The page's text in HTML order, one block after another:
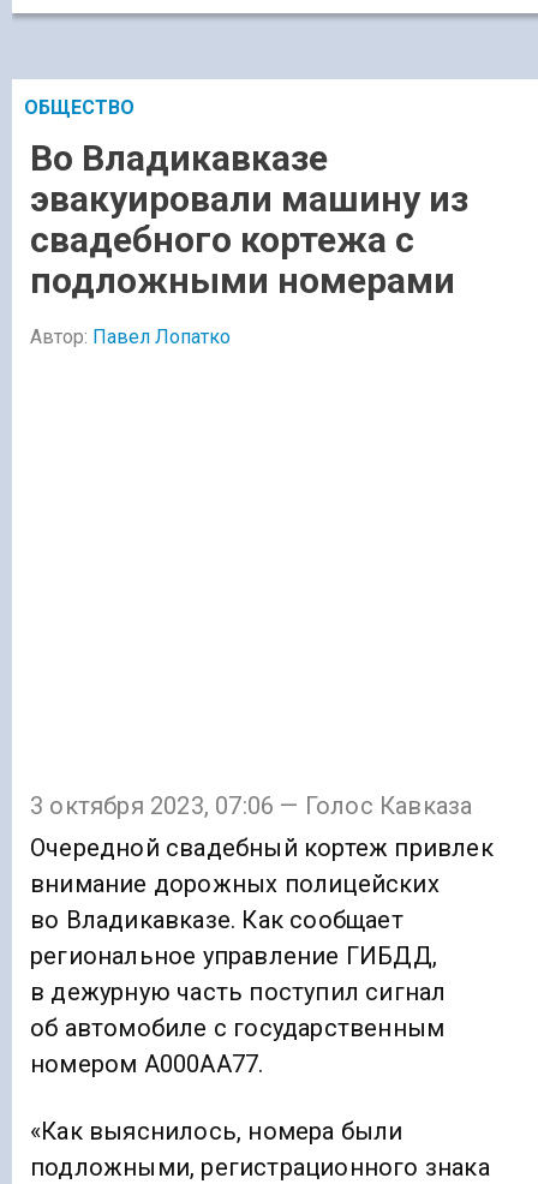
ОБЩЕСТВО
Во Владикавказе
эвакуировали машину из
свадебного кортежа с
подложными номерами
Автор: Павел Лопатко
3 октября 2023, 07:06 — Голос Кавказа
Очередной свадебный кортеж привлек
внимание дорожных полицейских
во Владикавказе. Как сообщает
региональное управление ГИБДД,
в дежурную часть поступил сигнал
об автомобиле с государственным
номером А000АА77.
«Как выяснилось, номера были
подложными, регистрационного знака